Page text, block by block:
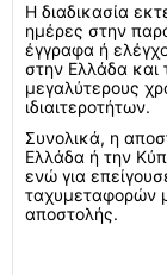
Η διαδικασία
ημέρες στην
έγγραφα ή
στην Ελλάδα και
μεγαλύτερους
ιδιαιτεροτήτων.
Συνολικά, η
Ελλάδα ή την
ενώ για
ταχυμεταφορών
αποστολής.